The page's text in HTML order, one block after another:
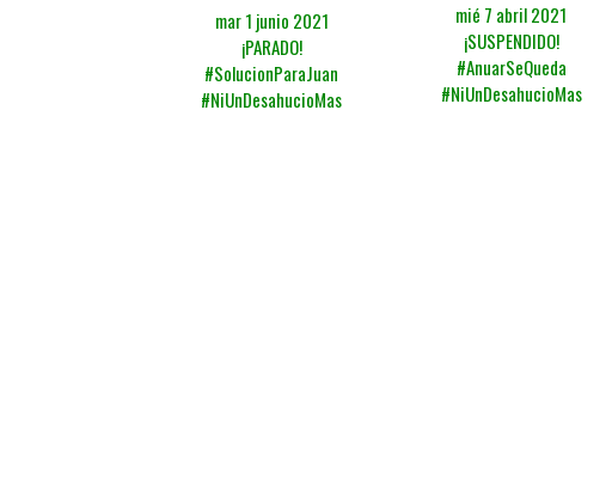
mar 1 junio 2021
¡PARADO!
#SolucionParaJuan
#NiUnDesahucioMas
mié 7 abril 2021
¡SUSPENDIDO!
#AnuarSeQueda
#NiUnDesahucioMas